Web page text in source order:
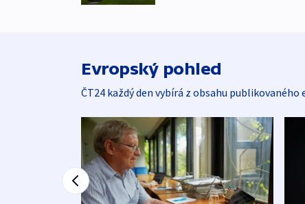
Evropský pohled
ČT24 každý den vybírá z obsahu